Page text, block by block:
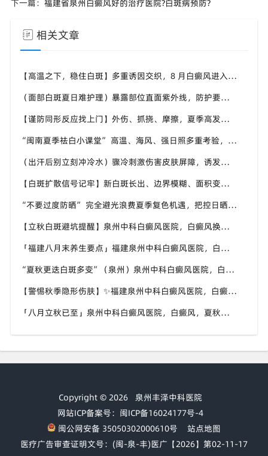
下一篇： 福建省泉州白癜风好的治疗医院?白斑病预防?
相关文章
【高温之下，稳住白斑】多重诱因交织，8 月白癜风进入波动期，福建泉州中科白癜风医院帮助患者做好全方面白斑防护
（面部白斑夏日难护理）暴露部位直面紫外线，防护要精细化，福建泉州中科白癜风医院分享面部白癜风夏日养护技巧
【谨防同形反应找上门】外伤、抓挠、摩擦，夏季高发白斑诱因，福建泉州中科白癜风医院教白癜风患者规避皮肤损伤
“闽南夏季祛白小课堂” 高温、海风、强日照多重考验，福建泉州中科白癜风医院面向本地白斑人群输出实用科普内容
（出汗后别立刻冲冷水）骤冷刺激伤害皮肤屏障，诱发白斑波动，福建泉州中科白癜风医院讲解白癜风患者洗澡注意事项
【白斑扩散信号记牢】新白斑长出、边界模糊、面积变大，盛夏出现尽快重视，福建泉州中科白癜风医院提供专业诊疗参考
“不要过度防晒” 完全避光浪费夏季复色机遇，把控日晒时长，福建泉州中科白癜风医院科普白癜风日晒科学尺度
【立秋白斑避坑提醒】泉州中科白癜风医院，白癜风换季养护，避开误区少走弯路
「福建八月末养生要点」福建泉州中科白癜风医院，白癜风，合理运动助力身体状态
“夏秋更迭白斑多变”（泉州）泉州中科白癜风医院，白癜风，早留意皮肤异常变化
【警惕秋季隐形伤肤】✨福建泉州中科白癜风医院，白癜风，秋风也会给皮肤带来刺激
「八月立秋已至」泉州中科白癜风医院，白癜风，夏秋交替做好养护，助力白斑维稳
Copyright © 2026 泉州丰泽中科医院
网站ICP备案号：闽ICP备16024177号-4
闽公网安备 35050302000610号
站点地图
医疗广告审查证明文号：(闽-泉-丰)医广【2026】第02-11-17